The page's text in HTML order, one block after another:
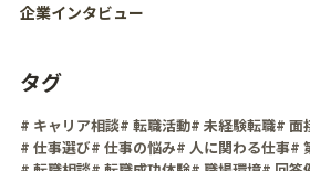
企業インタビュー
タグ
# キャリア相談# 転職活動# 未経験転職# 面
# 仕事選び# 仕事の悩み# 人に関わる仕事#